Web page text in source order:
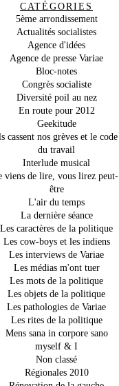
CATÉGORIES
5ème arrondissement
Actualités socialistes
Agence d'idées
Agence de presse Variae
Bloc-notes
Congrès socialiste
Diversité poil au nez
En route pour 2012
Geekitude
cassent nos grèves et le code
du travail
Interlude musical
viens de lire, vous lirez peut-
être
L'air du temps
La dernière séance
Les caractères de la politique
Les cow-boys et les indiens
Les interviews de Variae
Les médias m'ont tuer
Les mots de la politique
Les objets de la politique
Les pathologies de Variae
Les rites de la politique
Mens sana in corpore sano
myself & I
Non classé
Régionales 2010